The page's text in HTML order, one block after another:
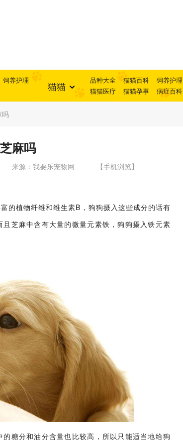
饲养护理
猫猫 品种大全 猫猫百科 饲养护理
猫猫医疗
猫猫孕事 病症百科
吗
麻吗
来源：我要乐宠物网 【手机浏览】
的植物纤维和维生素B，狗狗摄入这些成分的话有
芝麻中含有大量的微量元素铁，狗狗摄入铁元素
糖分和油分含量也比较高，所以只能适当地给狗